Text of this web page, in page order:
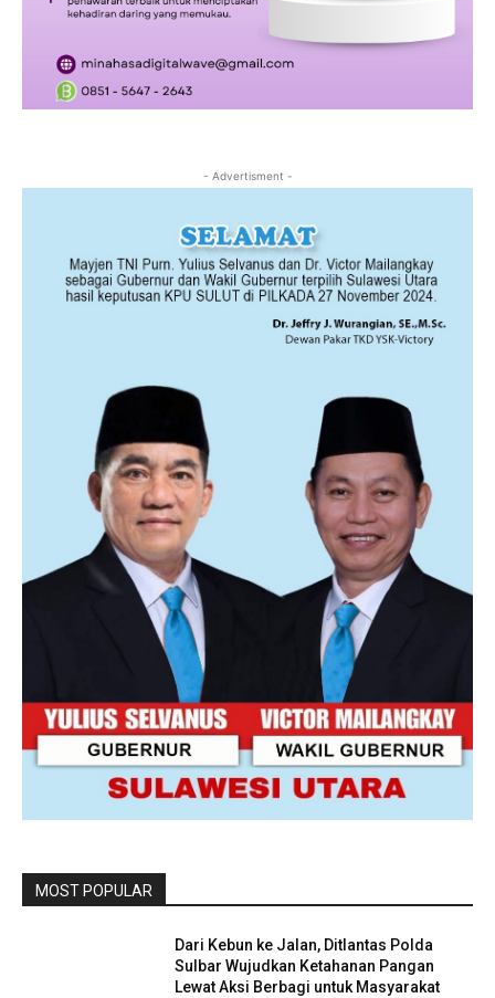
- Advertisment -
MOST POPULAR
Dari Kebun ke Jalan, Ditlantas Polda
Sulbar Wujudkan Ketahanan Pangan
Lewat Aksi Berbagi untuk Masyarakat